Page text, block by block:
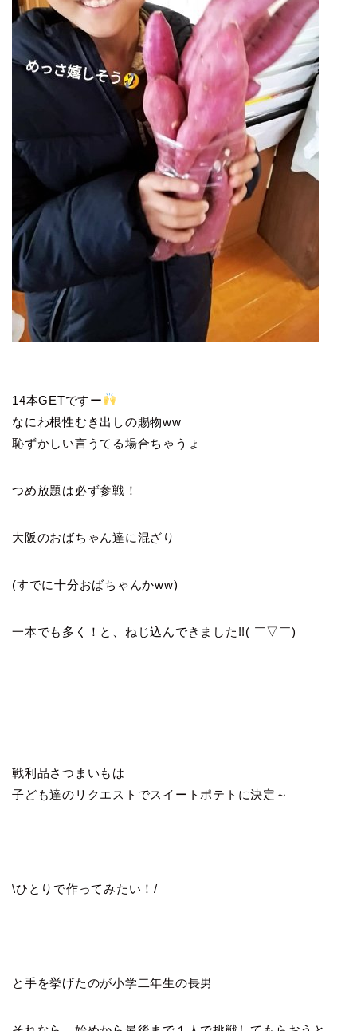
14本GETですー
なにわ根性むき出しの賜物ww
恥ずかしい言うてる場合ちゃうょ
つめ放題は必ず参戦！
大阪のおばちゃん達に混ざり
(すでに十分おばちゃんかww)
一本でも多く！と、ねじ込んできました!!( ￣▽￣)
戦利品さつまいもは
子ども達のリクエストでスイートポテトに決定～
\ひとりで作ってみたい！/
と手を挙げたのが小学二年生の長男